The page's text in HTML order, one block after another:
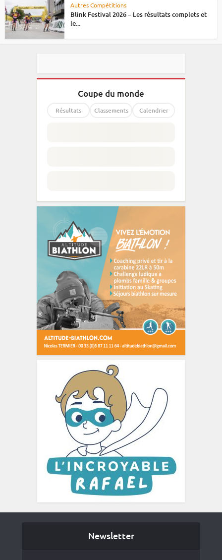
Autres Compétitions
Blink Festival 2026 – Les résultats complets et
le...
Coupe du monde
Résultats Classements Calendrier
Newsletter